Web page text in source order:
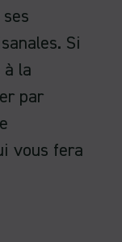
Si
à la
par
vous fera